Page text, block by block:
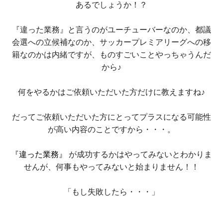
あるでしょうか！？
『違った業務』と言うのがユーチューバーなのか、都議
会選への立候補なのか、サッカープレミアリーグへの移
籍なのかは内緒ですが、ものすごいことやっちゃうんだ
から♪
何をやるかはご依頼いただいた方だけに教えますね♪
だってご依頼いただいた方にとってプラスになる可能性
が高い内容のことですから・・・。
『違った業務』
が成功するかはやってみないとわかりま
せんが、何事もやってみないと始まりません！！
「もし失敗したら・・・」